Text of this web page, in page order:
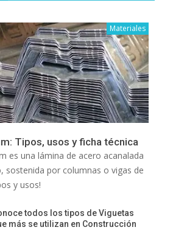
Materiales
Tipos, usos y ficha técnica
es una lámina de acero acanalada
sostenida por columnas o vigas de
y usos!
todos los tipos de Viguetas
más se utilizan en Construcción